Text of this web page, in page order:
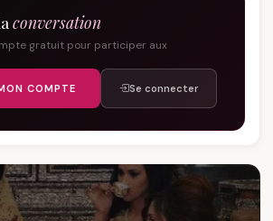
conversation
gratuit pour participer aux
COMPTE Se connecter